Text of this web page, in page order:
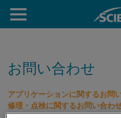
お問い合わせ
アプリケーションに関するお問
修理・点検に関するお問い合わ